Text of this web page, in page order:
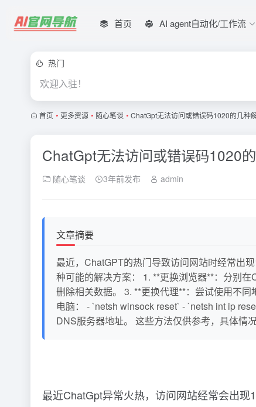
首页 AI agent自动化/工作流
热门
欢迎入驻！
首页 • 更多资源 • 随心笔谈 • ChatGpt无法访问或错误码1020的几种
ChatGpt无法访问或错误码1020
随心笔谈 3年前发布 admin
文章摘要
最近，ChatGPT的热门导致访问网站时经常出
种可能的解决方案： 1. **更换浏览器**：分别
删除相关数据。 3. **更换代理**：尝试使用不
电脑： - `netsh winsock reset` - `netsh int ip
DNS服务器地址。 这些方法仅供参考，具体情
最近ChatGpt异常火热，访问网站经常会出现